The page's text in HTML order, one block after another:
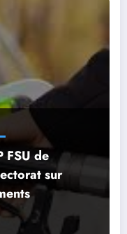
FSU de
sur